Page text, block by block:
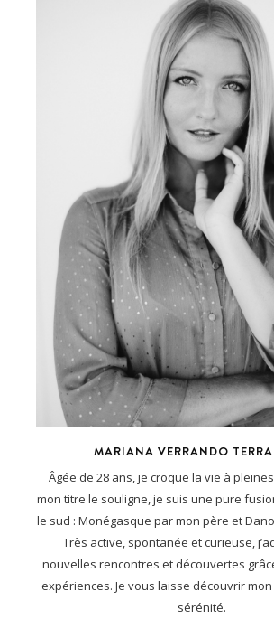
MARIANA VERRANDO
Âgée de 28 ans, je croque la vie à
mon titre le souligne, je suis une pure
le sud : Monégasque par mon père et
Très active, spontanée et curieuse,
nouvelles rencontres et découvertes
expériences. Je vous laisse découvrir
sérénité.